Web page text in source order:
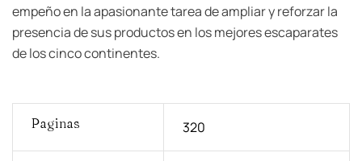
empeño en la apasionante tarea de ampliar y reforzar la
presencia de sus productos en los mejores escaparates
de los cinco continentes.
Paginas 320